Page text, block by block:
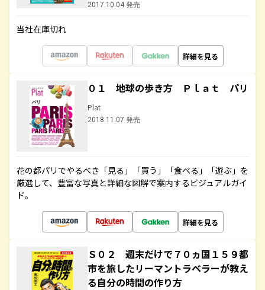
2017.10.04 発売
当社在庫切れ
詳細を見る
０１ 地球の歩き方 Ｐｌａｔ パリ
Plat
2018.11.07 発売
花の都パリでやるべき「見る」「買う」「食べる」「遊ぶ」を
厳選して、豊富な写真と詳細な図解で案内するビジュアルガイ
ド。
詳細を見る
Ｓ０２ 週末だけで７０ヵ国１５９都
市を旅したリーマントラベラーが教え
る自分の時間の作り方